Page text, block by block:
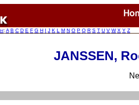
: A B C D E F G H I J K L M N O P Q R S T U V W X Y Z
JANSSEN,